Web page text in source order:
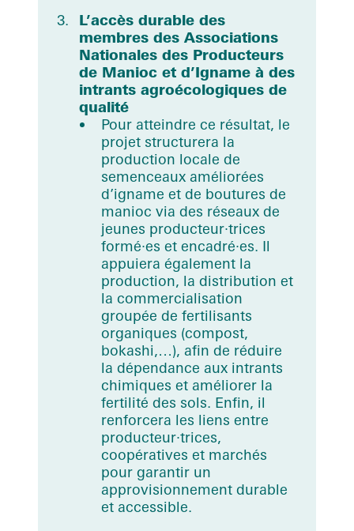
L’accès durable des
membres des Associations
Nationales des Producteurs
de Manioc et d’Igname à des
intrants agroécologiques de
qualité
Pour atteindre ce résultat, le
projet structurera la
production locale de
semenceaux améliorées
d’igname et de boutures de
manioc via des réseaux de
jeunes producteur∙trices
formé∙es et encadré∙es. Il
appuiera également la
production, la distribution et
la commercialisation
groupée de fertilisants
organiques (compost,
bokashi,…), afin de réduire
la dépendance aux intrants
chimiques et améliorer la
fertilité des sols. Enfin, il
renforcera les liens entre
producteur∙trices,
coopératives et marchés
pour garantir un
approvisionnement durable
et accessible.